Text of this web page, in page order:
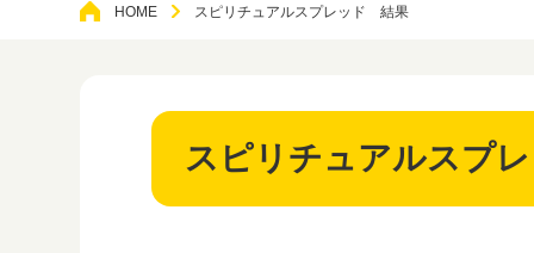
HOME スピリチュアルスプレッド 結果
スピリチュアルスプ